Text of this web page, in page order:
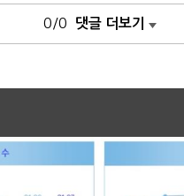
0/0 댓글 더보기